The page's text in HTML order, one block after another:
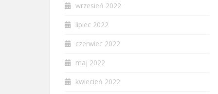
wrzesień 2022
lipiec 2022
czerwiec 2022
maj 2022
kwiecień 2022